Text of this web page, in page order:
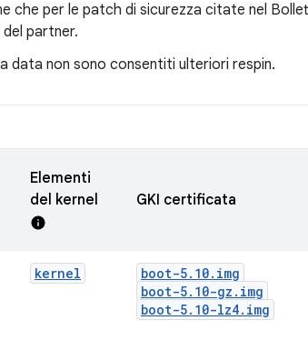
che per le patch di sicurezza citate nel
partner.
data non sono consentiti ulteriori respin.
Elementi
del kernel
info
GKI certificata
kernel boot-5. 10. img
boot-5. 10-gz . img
boot-5. 10-lz4. img